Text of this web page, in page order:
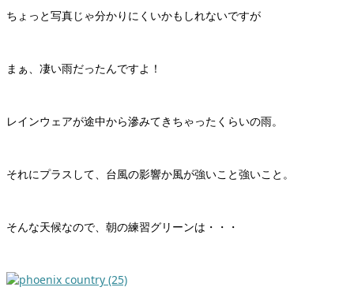
ちょっと写真じゃ分かりにくいかもしれないですが
まぁ、凄い雨だったんですよ！
レインウェアが途中から滲みてきちゃったくらいの雨。
それにプラスして、台風の影響か風が強いこと強いこと。
そんな天候なので、朝の練習グリーンは・・・